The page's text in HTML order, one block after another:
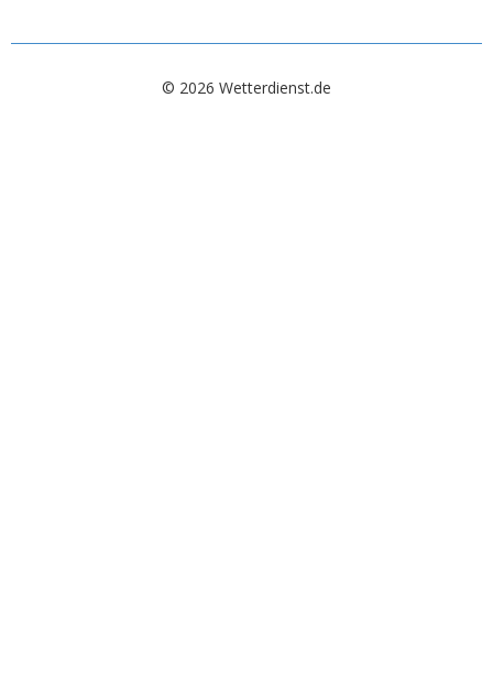
© 2026 Wetterdienst.de